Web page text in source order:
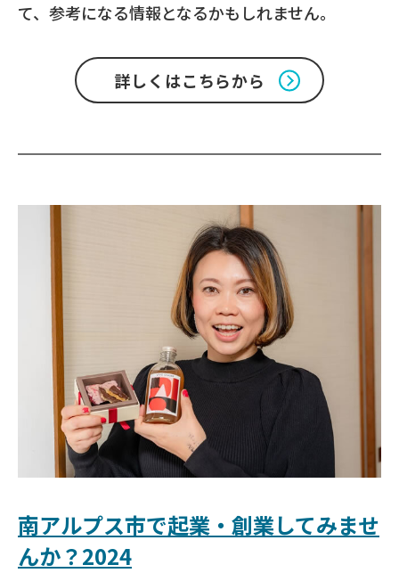
て、参考になる情報となるかもしれません。
詳しくはこちらから
南アルプス市で起業・創業してみませ
んか？2024